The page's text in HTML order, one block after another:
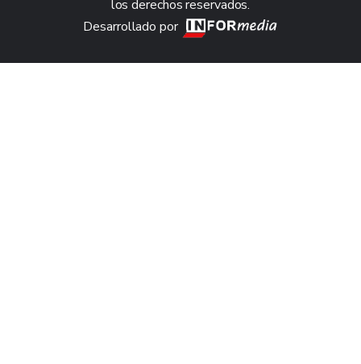
los derechos reservados.
Desarrollado por